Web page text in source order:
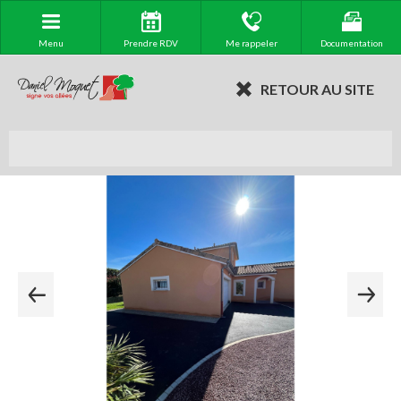
Menu Prendre RDV Me rappeler Documentation
RETOUR AU SITE